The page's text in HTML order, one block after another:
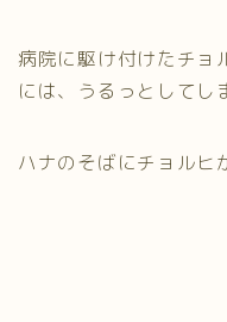
病院に駆け付けたチョ
には、うるっとしてし
ハナのそばにチョルヒ